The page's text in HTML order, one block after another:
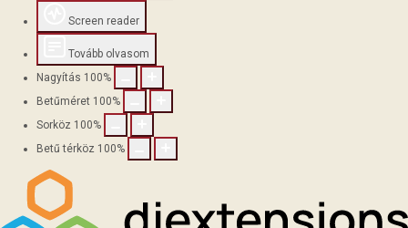
Screen reader
Tovább olvasom
Nagyítás 100%
Betűméret 100%
Sorköz 100%
Betű térköz 100%